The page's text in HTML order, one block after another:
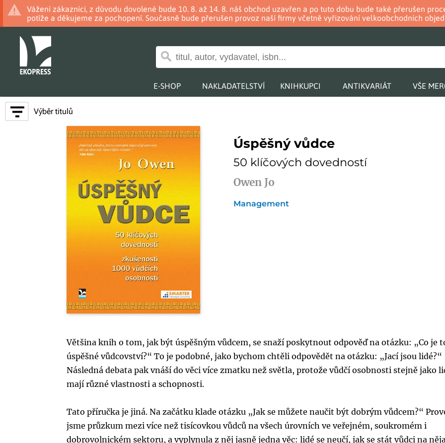
Vážení zákazníci, z důvodu dovolené bude 10. 8. až 14. 8. náš obchod uzavřen a po tuto dobu bude také přerušen
potíže a děkujeme za pochopení. Současně bude přerušen provoz naší firmy včetně vyřizování velkoobchodních
E-SHOP NAKLADATELSTVÍ KNIHKUPCI ANTIKVARIÁT VŠE
Výběr titulů
Úspěšný vůdce
50 klíčových dovedností
Owen Jo
Management
Většina knih o tom, jak být úspěšným vůdcem, se snaží poskytnout odpověď na otázku: „Co je
úspěšné vůdcovství?“ To je podobné, jako bychom chtěli odpovědět na otázku: „Jací jsou lidé?“
Následná debata pak vnáší do věci více zmatku než světla, protože vůdčí osobnosti stejně jako
mají různé vlastnosti a schopnosti.
Tato příručka je jiná. Na začátku klade otázku „Jak se můžete naučit být dobrým vůdcem?“
jsme průzkum mezi více než tisícovkou vůdců na všech úrovních ve veřejném, soukromém i
dobrovolnickém sektoru, a vyplynula z něj jasně jedna věc: lidé se neučí, jak se stát vůdci na